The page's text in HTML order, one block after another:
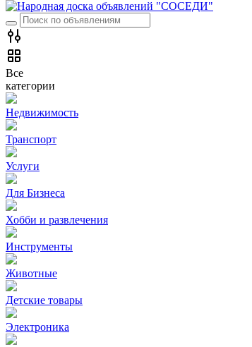
Все
категории
Недвижимость
Транспорт
Услуги
Для Бизнеса
Хобби и развлечения
Инструменты
Животные
Детские товары
Электроника